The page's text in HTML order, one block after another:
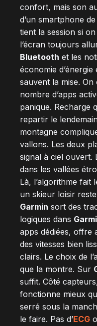
confort, mais son
d’un smartphone
tient la session si
l’écran toujours
Bluetooth et les
économie d’énergie
sauvent la mise. On
nombre d’apps
panique. Recharge
repartir le
montagne
vallons. Les deux
signal à ciel ouvert.
dans les vallées
Là, l’algorithme
un skieur loisir
Garmin sort des
logiques dans
apps dédiées, offre
des vitesses bien
clairs. Le choix de
que la montre. Sur
suffit. Côté
fonctionne mieux
serré sous la
le faire. Pas d’ECG